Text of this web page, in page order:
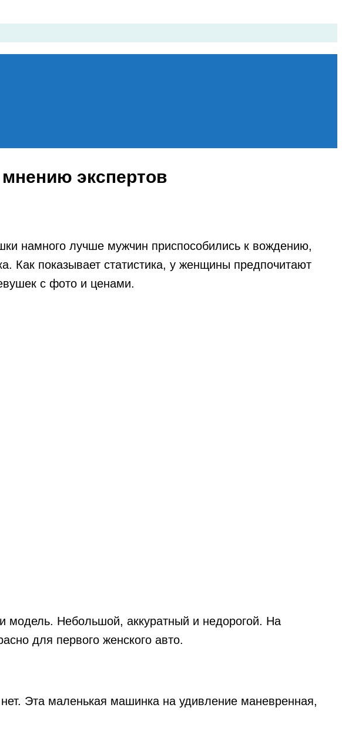
экспертов
намного лучше мужчин приспособились к вождению,
Как показывает статистика, у женщины предпочитают
с фото и ценами.
модель. Небольшой, аккуратный и недорогой. На
для первого женского авто.
Эта маленькая машинка на удивление маневренная,